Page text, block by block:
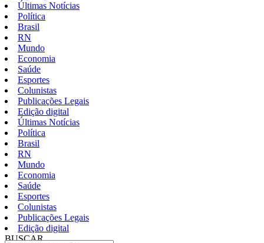
Últimas Notícias
Política
Brasil
RN
Mundo
Economia
Saúde
Esportes
Colunistas
Publicações Legais
Edição digital
Últimas Notícias
Política
Brasil
RN
Mundo
Economia
Saúde
Esportes
Colunistas
Publicações Legais
Edição digital
BUSCAR